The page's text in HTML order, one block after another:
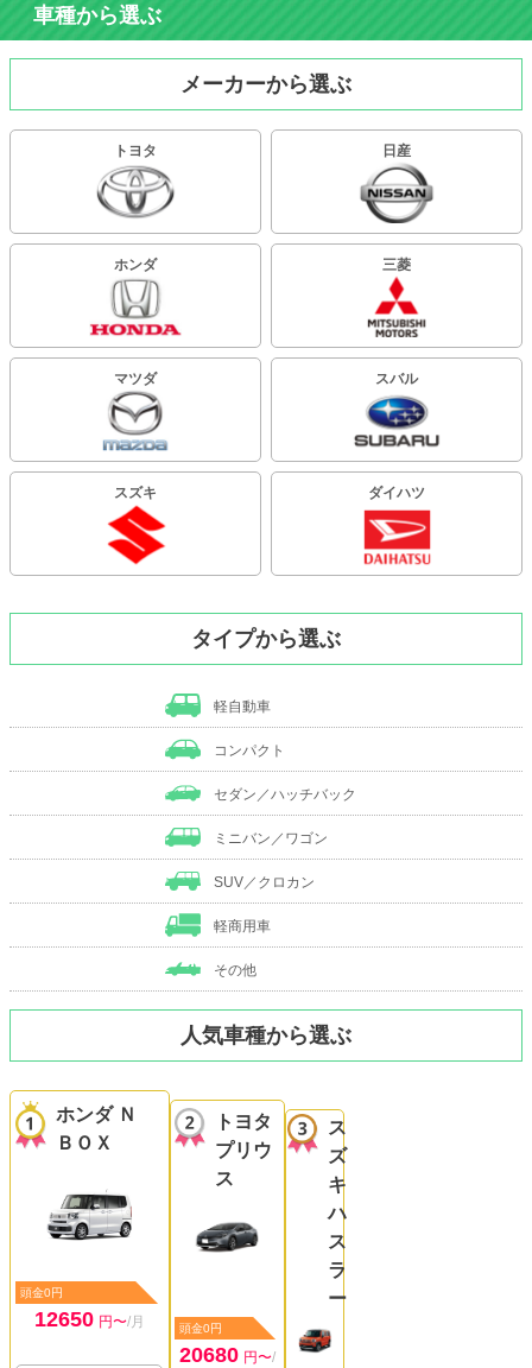
車種から選ぶ
メーカーから選ぶ
トヨタ 日産
ホンダ 三菱
マツダ スバル
スズキ ダイハツ
タイプから選ぶ
軽自動車
コンパクト
セダン／ハッチバック
ミニバン／ワゴン
SUV／クロカン
軽商用車
その他
人気車種から選ぶ
ホンダ Ｎ
ＢＯＸ
頭金0円
12650 円〜/月
トヨタ
プリウ
ス
頭金0円
20680 円〜/
ス
ズ
キ
ハ
ス
ラ
ー